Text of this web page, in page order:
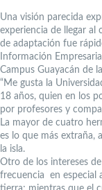
Una visión parecida
experiencia de llegar
de adaptación fue
Información
Campus Guayacán de
“Me gusta la
18 años, quien en los
por profesores y
La mayor de cuatro
es lo que más extraña,
la isla.
Otro de los intereses
frecuencia en especial